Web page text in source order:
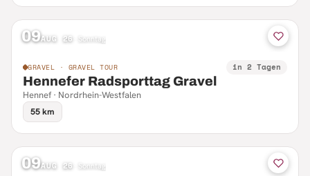
09AUG 26 Sonntag
GRAVEL · GRAVEL TOUR in 2 Tagen
Hennefer Radsporttag Gravel
Hennef · Nordrhein-Westfalen
55 km
09AUG 26 Sonntag